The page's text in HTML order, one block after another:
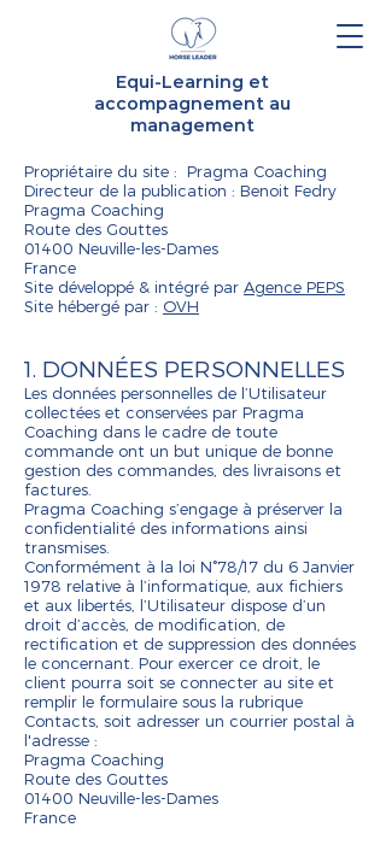
Equi-Learning et
accompagnement au
management
Propriétaire du site : Pragma Coaching
Directeur de la publication : Benoit Fedry
Pragma Coaching
Route des Gouttes
01400 Neuville-les-Dames
France
Site développé & intégré par Agence PEPS
Site hébergé par : OVH
1. DONNÉES PERSONNELLES
Les données personnelles de l’Utilisateur
collectées et conservées par Pragma
Coaching dans le cadre de toute
commande ont un but unique de bonne
gestion des commandes, des livraisons et
factures.
Pragma Coaching s’engage à préserver la
confidentialité des informations ainsi
transmises.
Conformément à la loi N°78/17 du 6 Janvier
1978 relative à l’informatique, aux fichiers
et aux libertés, l’Utilisateur dispose d’un
droit d’accès, de modification, de
rectification et de suppression des données
le concernant. Pour exercer ce droit, le
client pourra soit se connecter au site et
remplir le formulaire sous la rubrique
Contacts, soit adresser un courrier postal à
l'adresse :
Pragma Coaching
Route des Gouttes
01400 Neuville-les-Dames
France